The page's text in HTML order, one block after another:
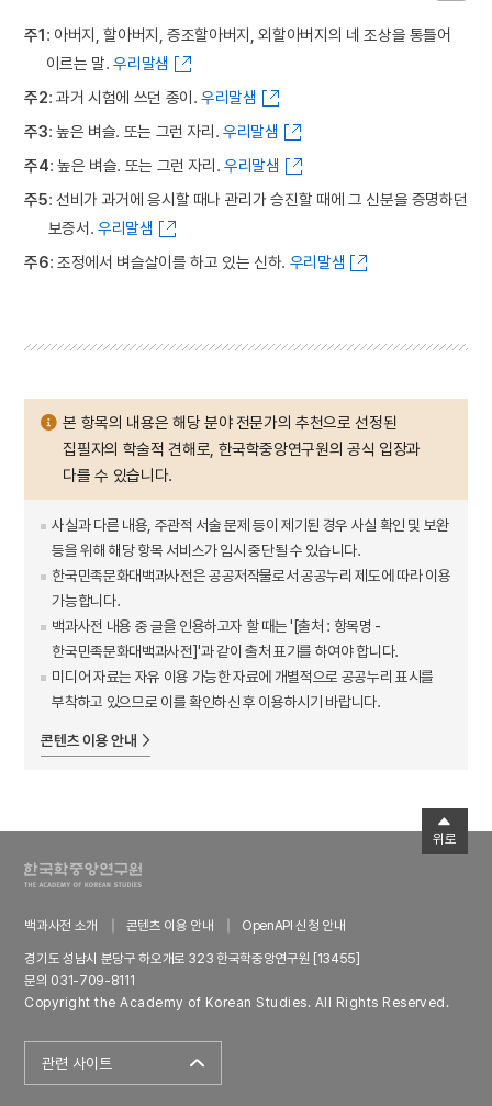
주1: 아버지, 할아버지, 증조할아버지, 외할아버지의 네 조상을 통틀어
이르는 말.우리말샘
주2: 과거 시험에 쓰던 종이.우리말샘
주3: 높은 벼슬. 또는 그런 자리.우리말샘
주4: 높은 벼슬. 또는 그런 자리.우리말샘
주5: 선비가 과거에 응시할 때나 관리가 승진할 때에 그 신분을 증명하던
보증서. 우리말샘
주6: 조정에서 벼슬살이를 하고 있는 신하. 우리말샘
본 항목의 내용은 해당 분야 전문가의 추천으로 선정된
집필자의 학술적 견해로, 한국학중앙연구원의 공식 입장과
다를 수 있습니다.
사실과 다른 내용, 주관적 서술 문제 등이 제기된 경우 사실 확인 및 보완
등을 위해 해당 항목 서비스가 임시 중단될 수 있습니다.
한국민족문화대백과사전은 공공저작물로서 공공누리 제도에 따라 이용
가능합니다.
백과사전 내용 중 글을 인용하고자 할 때는 '[출처 : 항목명 -
한국민족문화대백과사전]'과 같이 출처 표기를 하여야 합니다.
미디어 자료는 자유 이용 가능한 자료에 개별적으로 공공누리 표시를
부착하고 있으므로 이를 확인하신 후 이용하시기 바랍니다.
콘텐츠 이용 안내
백과사전 소개 콘텐츠 이용 안내
OpenAPI 신청 안내
경기도 성남시 분당구 하오개로 323 한국학중앙연구원 [13455]
문의 031-709-8111
Copyright the Academy of Korean Studies. All Rights Reserved.
관련 사이트
위로